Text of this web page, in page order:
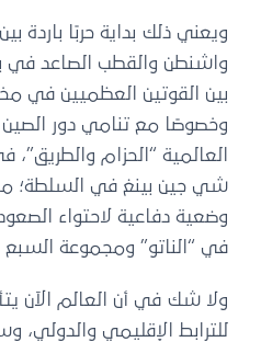
ويعني ذلك بداية حربًا باردة
واشنطن والقطب الصاعد في
بين القوتين العظميين في
وخصوصًا مع تنامي دور الصين
العالمية “الحزام
شي جين بينغ في السلطة؛
وضعية دفاعية لاحتواء
في “الناتو” ومجموعة
ولا شك في أن العالم الآن
للترابط الإقليمي